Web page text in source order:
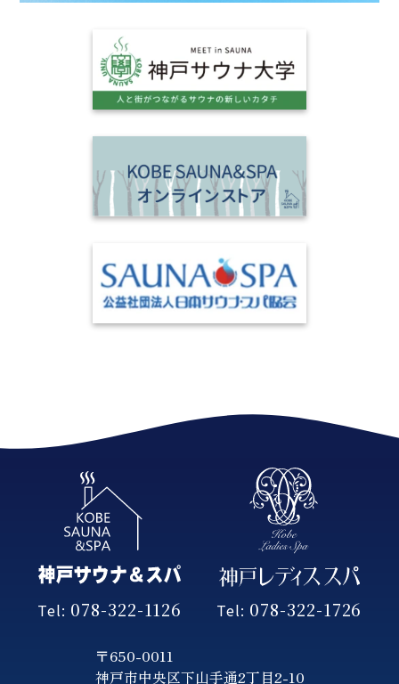
Tel: 078-322-1126 Tel: 078-322-1726
〒650-0011
神戸市中央区下山手通2丁目2-10